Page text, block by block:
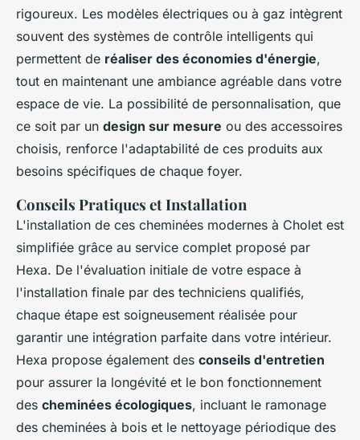
rigoureux. Les modèles électriques ou à gaz intègrent
souvent des systèmes de contrôle intelligents qui
permettent de réaliser des économies d'énergie,
tout en maintenant une ambiance agréable dans votre
espace de vie. La possibilité de personnalisation, que
ce soit par un design sur mesure ou des accessoires
choisis, renforce l'adaptabilité de ces produits aux
besoins spécifiques de chaque foyer.
Conseils Pratiques et Installation
L'installation de ces cheminées modernes à Cholet est
simplifiée grâce au service complet proposé par
Hexa. De l'évaluation initiale de votre espace à
l'installation finale par des techniciens qualifiés,
chaque étape est soigneusement réalisée pour
garantir une intégration parfaite dans votre intérieur.
Hexa propose également des conseils d'entretien
pour assurer la longévité et le bon fonctionnement
des cheminées écologiques, incluant le ramonage
des cheminées à bois et le nettoyage périodique des